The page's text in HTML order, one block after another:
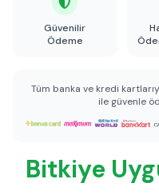
Güvenilir
Ödeme
Tüm banka ve kredi
ile güvenle
Bitkiye